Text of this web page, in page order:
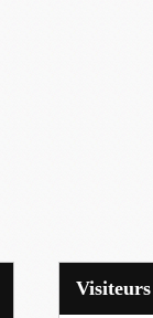
Visiteurs